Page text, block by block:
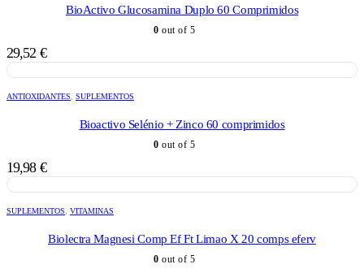
BioActivo Glucosamina Duplo 60 Comprimidos
0 out of 5
29,52 €
ANTIOXIDANTES, SUPLEMENTOS
Bioactivo Selénio + Zinco 60 comprimidos
0 out of 5
19,98 €
SUPLEMENTOS, VITAMINAS
Biolectra Magnesi Comp Ef Ft Limao X 20 comps eferv
0 out of 5